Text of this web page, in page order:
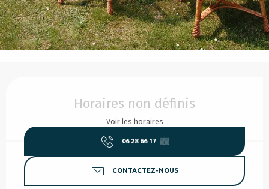
Horaires non définis
Voir les horaires
06 28 66 17 ▒▒
CONTACTEZ-NOUS